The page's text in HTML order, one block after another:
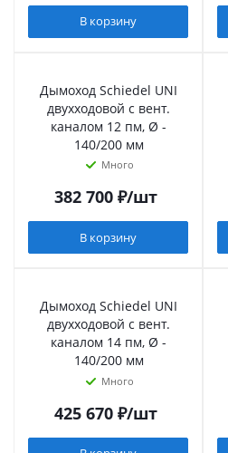
В корзину
Дымоход Schiedel UNI
двухходовой с вент.
каналом 12 пм, Ø -
140/200 мм
Много
382 700₽/шт
В корзину
Дымоход Schiedel UNI
двухходовой с вент.
каналом 14 пм, Ø -
140/200 мм
Много
425 670₽/шт